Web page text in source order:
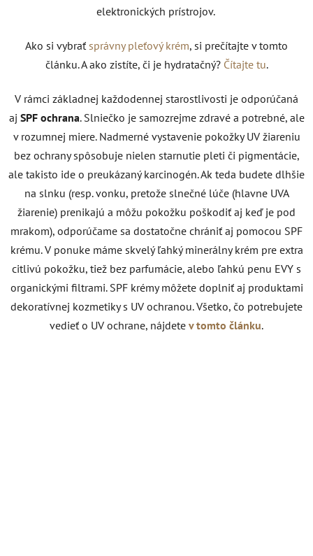
elektronických prístrojov.
Ako si vybrať správny pleťový krém, si prečítajte v tomto
článku. A ako zistíte, či je hydratačný? Čítajte tu.
V rámci základnej každodennej starostlivosti je odporúčaná
aj SPF ochrana. Slniečko je samozrejme zdravé a potrebné, ale
v rozumnej miere. Nadmerné vystavenie pokožky UV žiareniu
bez ochrany spôsobuje nielen starnutie pleti či pigmentácie,
ale takisto ide o preukázaný karcinogén. Ak teda budete dlhšie
na slnku (resp. vonku, pretože slnečné lúče (hlavne UVA
žiarenie) prenikajú a môžu pokožku poškodiť aj keď je pod
mrakom), odporúčame sa dostatočne chrániť aj pomocou SPF
krému. V ponuke máme skvelý ľahký minerálny krém pre extra
citlivú pokožku, tiež bez parfumácie, alebo ľahkú penu EVY s
organickými filtrami. SPF krémy môžete doplniť aj produktami
dekoratívnej kozmetiky s UV ochranou. Všetko, čo potrebujete
vedieť o UV ochrane, nájdete v tomto článku.